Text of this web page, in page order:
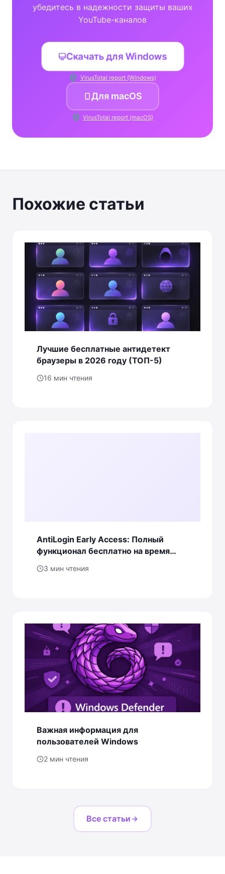
убедитесь в надежности защиты ваших
YouTube-каналов
Скачать для Windows
VirusTotal report (Windows)
Для macOS
VirusTotal report (macOS)
Похожие статьи
Лучшие бесплатные антидетект
браузеры в 2026 году (ТОП-5)
16 мин чтения
AntiLogin Early Access: Полный
функционал бесплатно на время
тестирования
3 мин чтения
Важная информация для
пользователей Windows
2 мин чтения
Все статьи